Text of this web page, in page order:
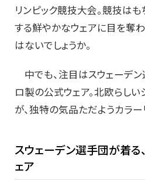
リンピック競技大会。競技は
する鮮やかなウェアに目を奪
はないでしょうか。
中でも、注目はスウェーデ
ロ製の公式ウェア。北欧らし
が、独特の気品ただようカラー
スウェーデン選手団が着る
ェア